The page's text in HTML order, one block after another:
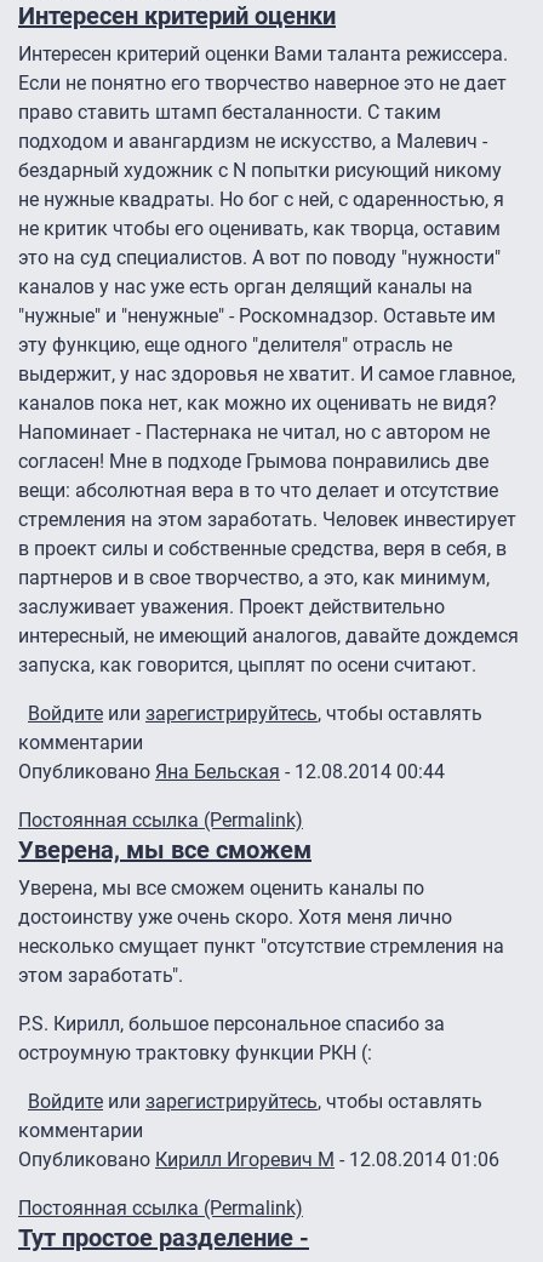
Интересен критерий оценки
Интересен критерий оценки Вами таланта режиссера.
Если не понятно его творчество наверное это не дает
право ставить штамп бесталанности. С таким
подходом и авангардизм не искусство, а Малевич -
бездарный художник с N попытки рисующий никому
не нужные квадраты. Но бог с ней, с одаренностью, я
не критик чтобы его оценивать, как творца, оставим
это на суд специалистов. А вот по поводу "нужности"
каналов у нас уже есть орган делящий каналы на
"нужные" и "ненужные" - Роскомнадзор. Оставьте им
эту функцию, еще одного "делителя" отрасль не
выдержит, у нас здоровья не хватит. И самое главное,
каналов пока нет, как можно их оценивать не видя?
Напоминает - Пастернака не читал, но с автором не
согласен! Мне в подходе Грымова понравились две
вещи: абсолютная вера в то что делает и отсутствие
стремления на этом заработать. Человек инвестирует
в проект силы и собственные средства, веря в себя, в
партнеров и в свое творчество, а это, как минимум,
заслуживает уважения. Проект действительно
интересный, не имеющий аналогов, давайте дождемся
запуска, как говорится, цыплят по осени считают.
Войдите или зарегистрируйтесь, чтобы оставлять
комментарии
Опубликовано Яна Бельская - 12.08.2014 00:44
Постоянная ссылка (Permalink)
Уверена, мы все сможем
Уверена, мы все сможем оценить каналы по
достоинству уже очень скоро. Хотя меня лично
несколько смущает пункт "отсутствие стремления на
этом заработать".
P.S. Кирилл, большое персональное спасибо за
остроумную трактовку функции РКН (:
Войдите или зарегистрируйтесь, чтобы оставлять
комментарии
Опубликовано Кирилл Игоревич М - 12.08.2014 01:06
Ответ наУверена, мы все сможем
Постоянная ссылка (Permalink)
Тут простое разделение -